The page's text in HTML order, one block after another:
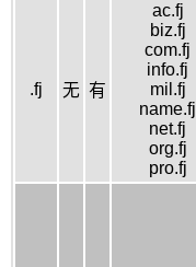
.fj 无 有
ac.fj
biz.fj
com.fj
info.fj
mil.fj
name.fj
net.fj
org.fj
pro.fj